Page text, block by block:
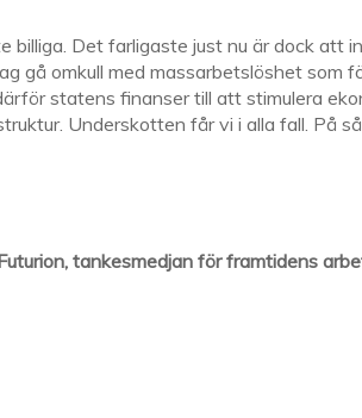
billiga. Det farligaste just nu är dock att
gå omkull med massarbetslöshet som
statens finanser till att stimulera
Underskotten får vi i alla fall. På
tankesmedjan för framtidens